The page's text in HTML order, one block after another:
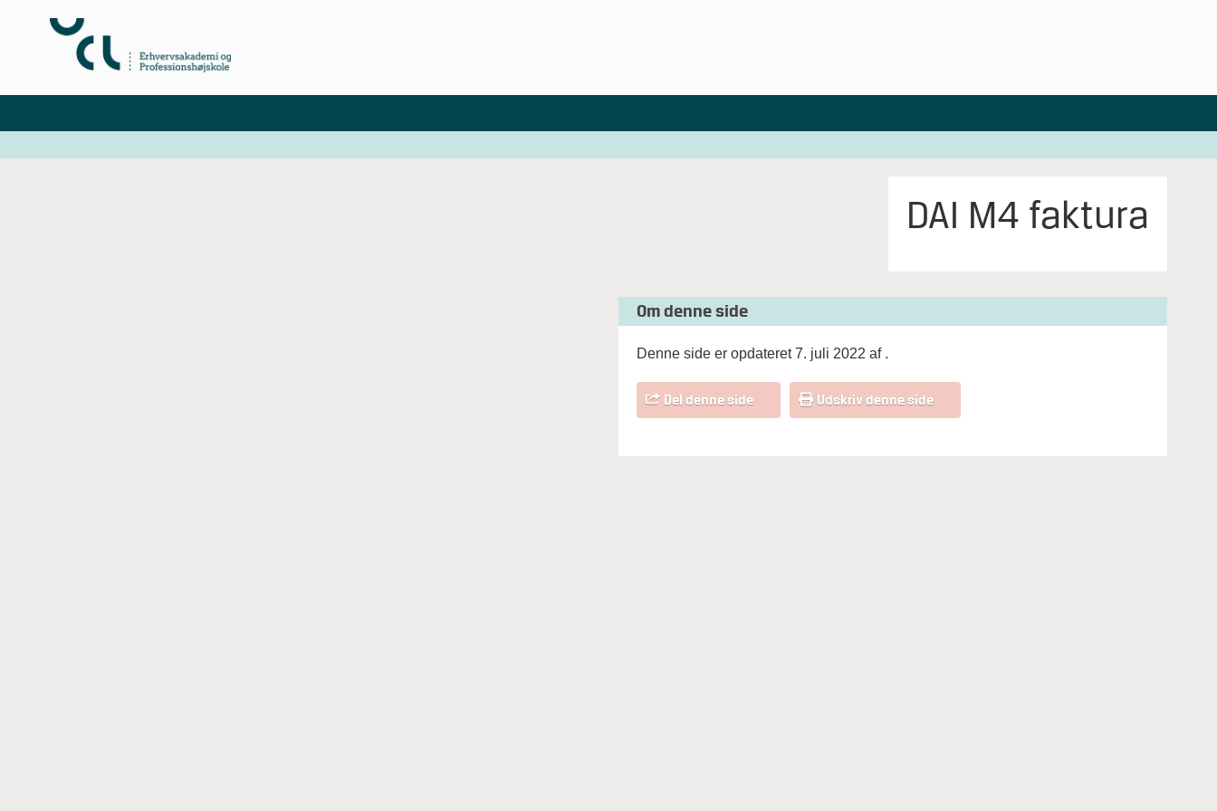
DAI M4 faktura
Om denne side
Denne side er opdateret 7. juli 2022 af .
Del denne side Udskriv denne side